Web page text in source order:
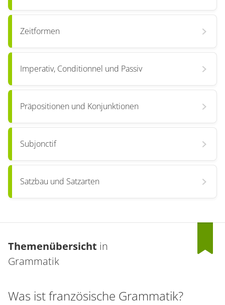
Zeitformen
Imperativ, Conditionnel und Passiv
Präpositionen und Konjunktionen
Subjonctif
Satzbau und Satzarten
Themenübersicht in
Grammatik
Was ist französische Grammatik?